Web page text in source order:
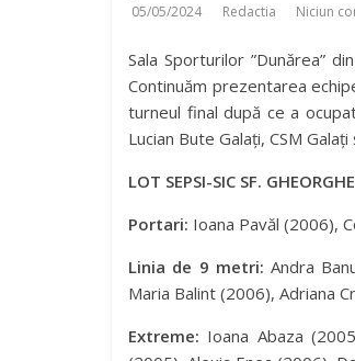
05/05/2024 Redactia Niciun
Sala Sporturilor ”Dunărea”
Continuăm prezentarea
turneul final după ce a
Lucian Bute Galați, CSM
LOT SEPSI-SIC SF. GHEORGHE
Portari: Ioana Pavăl (2006),
Linia de 9 metri: Andra
Maria Balint (2006), Adriana
Extreme: Ioana Abaza